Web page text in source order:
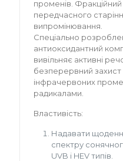
променів. Фракційний
передчасного
випромінювання.
Спеціально
антиоксидантний
вивільняє активні
безперервний захист
інфрачервоних
радикалами.
Властивість:
Надавати
спектру
UVB і HEV типів.